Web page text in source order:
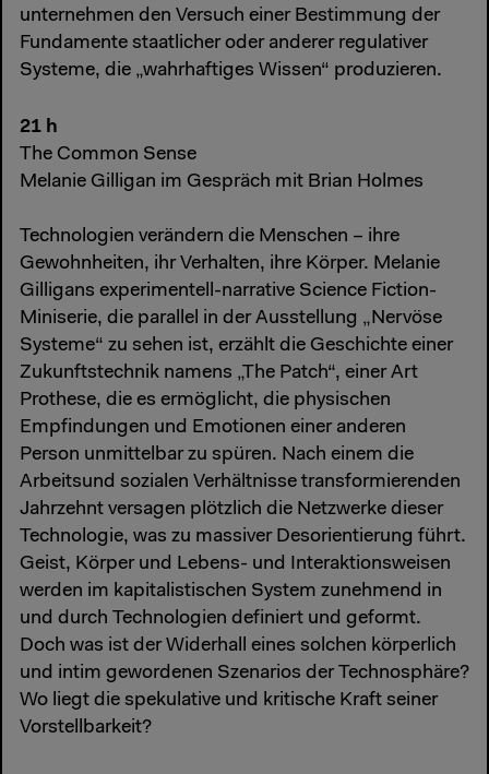
unternehmen den Versuch einer Bestimmung der
Fundamente staatlicher oder anderer regulativer
Systeme, die „wahrhaftiges Wissen“ produzieren.
21 h
The Common Sense
Melanie Gilligan im Gespräch mit Brian Holmes
Technologien verändern die Menschen – ihre
Gewohnheiten, ihr Verhalten, ihre Körper. Melanie
Gilligans experimentell-narrative Science Fiction-
Miniserie, die parallel in der Ausstellung „Nervöse
Systeme“ zu sehen ist, erzählt die Geschichte einer
Zukunftstechnik namens „The Patch“, einer Art
Prothese, die es ermöglicht, die physischen
Empfindungen und Emotionen einer anderen
Person unmittelbar zu spüren. Nach einem die
Arbeitsund sozialen Verhältnisse transformierenden
Jahrzehnt versagen plötzlich die Netzwerke dieser
Technologie, was zu massiver Desorientierung führt.
Geist, Körper und Lebens- und Interaktionsweisen
werden im kapitalistischen System zunehmend in
und durch Technologien definiert und geformt.
Doch was ist der Widerhall eines solchen körperlich
und intim gewordenen Szenarios der Technosphäre?
Wo liegt die spekulative und kritische Kraft seiner
Vorstellbarkeit?